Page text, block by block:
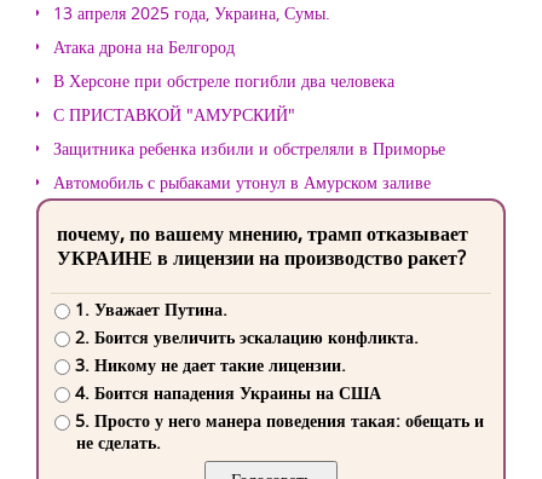
13 апреля 2025 года, Украина, Сумы.
Атака дрона на Белгород
В Херсоне при обстреле погибли два человека
С ПРИСТАВКОЙ "АМУРСКИЙ"
Защитника ребенка избили и обстреляли в Приморье
Автомобиль с рыбаками утонул в Амурском заливе
почему, по вашему мнению, трамп отказывает
УКРАИНЕ в лицензии на производство ракет?
1. Уважает Путина.
2. Боится увеличить эскалацию конфликта.
3. Никому не дает такие лицензии.
4. Боится нападения Украины на США
5. Просто у него манера поведения такая: обещать и
не сделать.